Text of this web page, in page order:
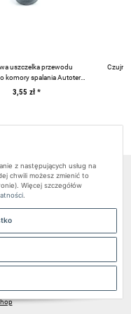
uszczelka przewodu
komory spalania Autoterm
FLOW 5, FLOW 14D
3,55 zł *
z następujących usług na
chwili możesz zmienić to
Więcej szczegółów